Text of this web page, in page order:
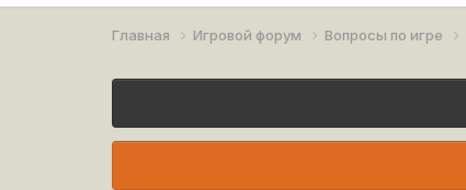
Главная Игровой форум Вопросы по игре